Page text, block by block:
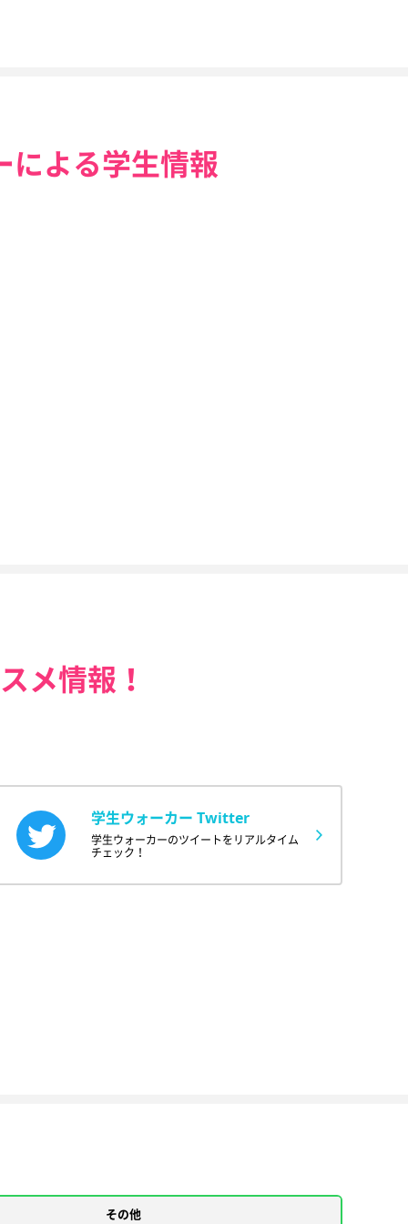
による学生情報
メ情報！
学生ウォーカー Twitter
学生ウォーカーのツイートをリアルタイム
チェック！
その他